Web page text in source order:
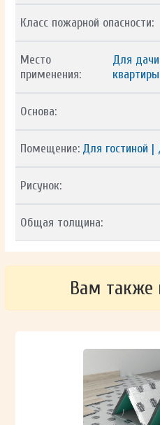
Класс пожарной опасности:
Место
применения:
Для
квартиры
Основа:
Помещение: Для гостиной
Рисунок:
Общая толщина:
Вам также